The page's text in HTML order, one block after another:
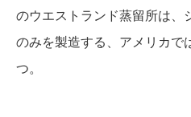
のウエストランド蒸留所は、
のみを製造する、アメリカで
つ。